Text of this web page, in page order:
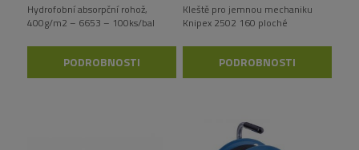
Hydrofobní absorpční rohož,
400g/m2 – 6653 – 100ks/bal
PODROBNOSTI
Kleště pro jemnou mechaniku
Knipex 2502 160 ploché
PODROBNOSTI